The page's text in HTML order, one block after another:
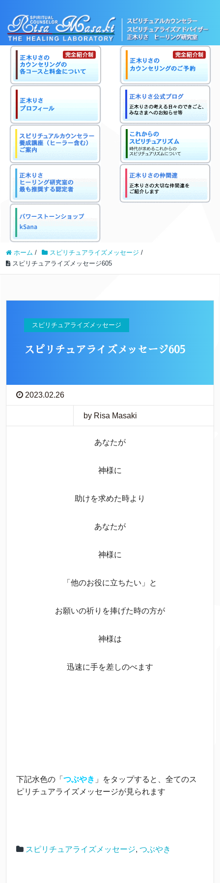
ホーム / スピリチュアライズメッセージ /
スピリチュアライズメッセージ605
スピリチュアライズメッセージ
スピリチュアライズメッセージ605
2023.02.26
by Risa Masaki
あなたが
神様に
助けを求めた時より
あなたが
神様に
「他のお役に立ちたい」と
お願いの祈りを捧げた時の方が
神様は
迅速に手を差しのべます
下記水色の「 つぶやき 」をタップすると、全てのス
ピリチュアライズメッセージが見られます
スピリチュアライズメッセージ, つぶやき